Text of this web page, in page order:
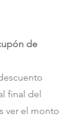
de
final del
ver el monto